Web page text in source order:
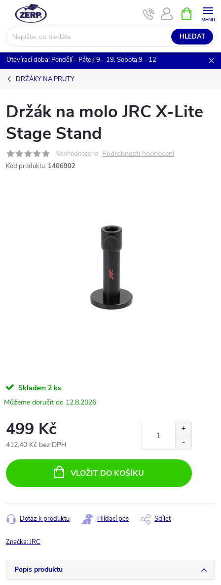
obsah
HLEDAT
NÁKUPNÍ
KOŠÍK
Otevírací doba: Pondělí - Pátek 9 - 19, Sobota 9 - 12
DRŽÁKY NA PRUTY
Držák na molo JRC X-Lite
Stage Stand
Neohodnoceno Podrobnosti hodnocení
Kód produktu: 1406902
Skladem 2 ks
12.8.2026
499 Kč
412,40 Kč bez DPH
cena:
VLOŽIT DO KOŠÍKU
Dotaz k produktu Hlídací pes Sdílet
Značka:JRC
Popis produktu